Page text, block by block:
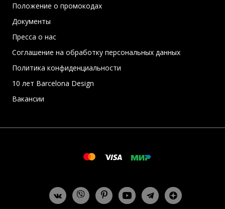
Положение о промокодах
Документы
Пресса о нас
Соглашение на обработку персональных данных
Политика конфиденциальности
10 лет Barcelona Design
Вакансии